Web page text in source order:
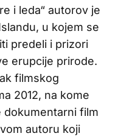
i leda“ autorov je
u kojem se
predeli i prizori
erupcije prirode.
filmskog
2012, na kome
dokumentarni film
autoru koji